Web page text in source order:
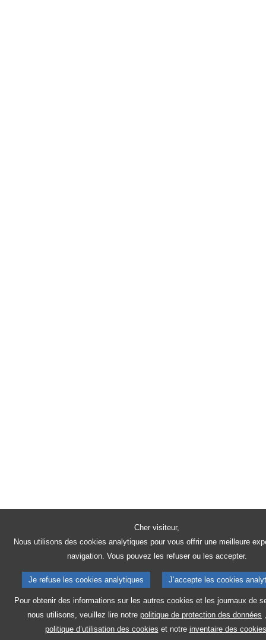
Cher visiteur,
Nous utilisons des cookies analytiques pour vous offrir une meilleure
navigation. Vous pouvez les refuser ou les accepter.
Je refuse les cookies analytiques J’accepte les cookies
Pour obtenir des informations sur les autres cookies et les journaux de
nous utilisons, veuillez lire notre politique de protection des données
politique d’utilisation des cookies et notre inventaire des